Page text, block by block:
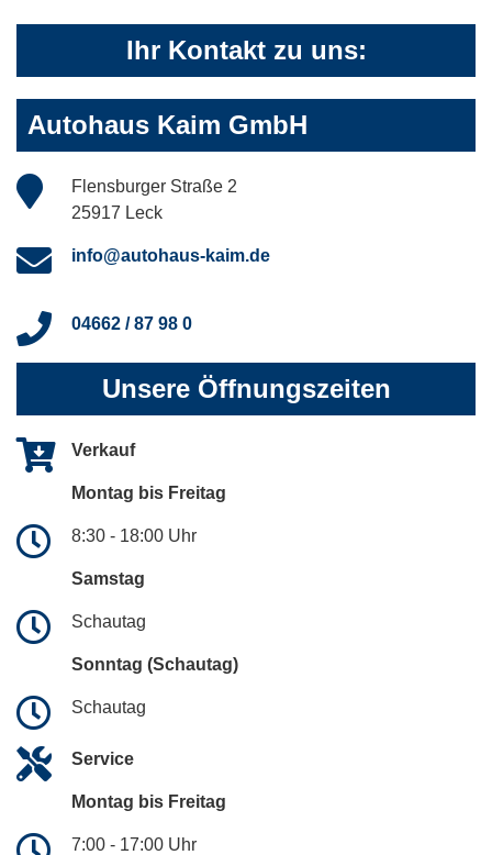
Ihr Kontakt zu uns:
Autohaus Kaim GmbH
Flensburger Straße 2
25917 Leck
info@autohaus-kaim.de
04662 / 87 98 0
Unsere Öffnungszeiten
Verkauf
Montag bis Freitag
8:30 - 18:00 Uhr
Samstag
Schautag
Sonntag (Schautag)
Schautag
Service
Montag bis Freitag
7:00 - 17:00 Uhr